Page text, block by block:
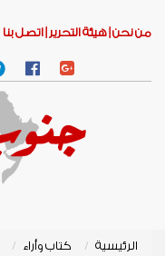
من نحن | هيئة التحرير | اتصل بنا
الرئيسية
كتاب وأراء